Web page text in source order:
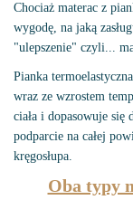
Chociaż materac z
wygodę, na jaką
"ulepszenie" czyli...
Pianka
wraz ze wzrostem
ciała i dopasowuje się
podparcie na całej
kręgosłupa.
Oba typy